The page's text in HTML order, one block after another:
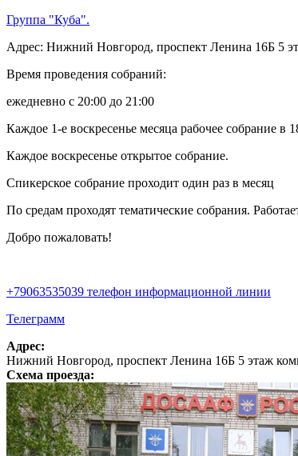
Группа "Куба".
Адрес: Нижний Новгород, проспект Ленина 16Б 5
Время проведения собраний:
ежедневно с 20:00 до 21:00
Каждое 1-е воскресенье месяца рабочее собрание в
Каждое воскресенье открытое собрание.
Спикерское собрание проходит один раз в месяц
По средам проходят тематические собрания.
Добро пожаловать!
+79063535039 телефон информационной линии
Телеграмм
Адрес:
Нижний Новгород, проспект Ленина 16Б 5 этаж
Схема проезда: